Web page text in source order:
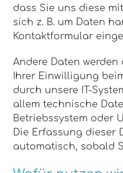
dass Sie uns diese
sich z. B. um Daten
Kontaktformular
Andere Daten
Ihrer Einwilligung
durch unsere IT-
allem technische
Betriebssystem oder
Die Erfassung dieser
automatisch, sobald